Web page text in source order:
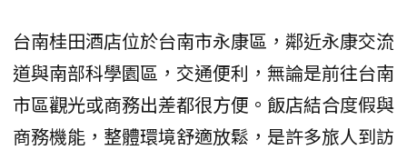
台南桂田酒店位於台南市永康區，鄰近永康交流
道與南部科學園區，交通便利，無論是前往台南
市區觀光或商務出差都很方便。飯店結合度假與
商務機能，整體環境舒適放鬆，是許多旅人到訪